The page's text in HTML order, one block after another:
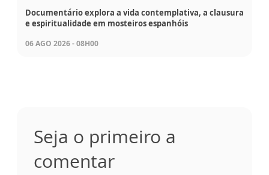
Documentário explora a vida contemplativa, a clausura
e espiritualidade em mosteiros espanhóis
06 AGO 2026 - 08H00
Seja o primeiro a
comentar